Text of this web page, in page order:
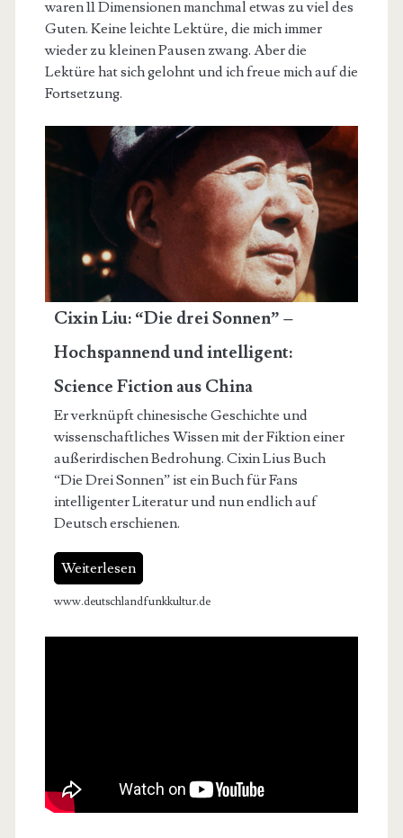
waren 11 Dimensionen manchmal etwas zu viel des
Guten. Keine leichte Lektüre, die mich immer
wieder zu kleinen Pausen zwang. Aber die
Lektüre hat sich gelohnt und ich freue mich auf die
Fortsetzung.
Cixin Liu: “Die drei Sonnen” –
Hochspannend und intelligent:
Science Fiction aus China
Er verknüpft chinesische Geschichte und
wissenschaftliches Wissen mit der Fiktion einer
außerirdischen Bedrohung. Cixin Lius Buch
“Die Drei Sonnen” ist ein Buch für Fans
intelligenter Literatur und nun endlich auf
Deutsch erschienen.
Weiterlesen
www.deutschlandfunkkultur.de